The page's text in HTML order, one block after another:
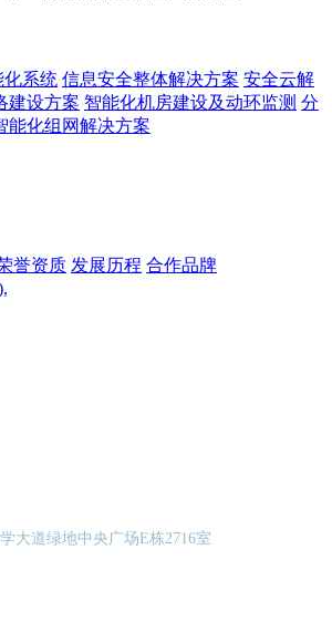
化系统 信息安全整体解决方案 安全云解
建设方案 智能化机房建设及动环监测 分
能化组网解决方案
誉资质 发展历程 合作品牌
大道绿地中央广场E栋2716室